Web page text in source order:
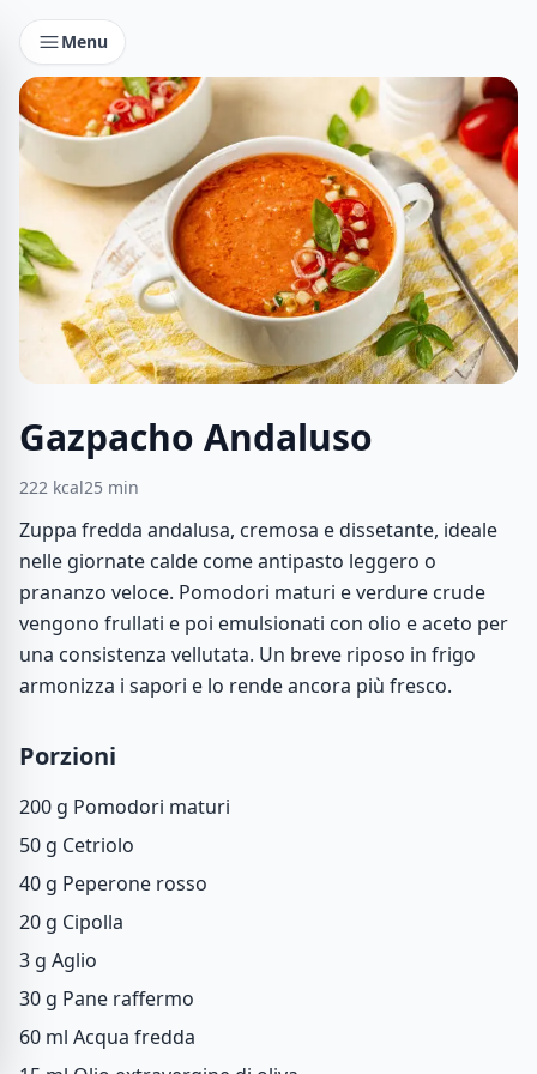
Menu
Gazpacho Andaluso
222 kcal25 min
Zuppa fredda andalusa, cremosa e dissetante, ideale
nelle giornate calde come antipasto leggero o
prananzo veloce. Pomodori maturi e verdure crude
vengono frullati e poi emulsionati con olio e aceto per
una consistenza vellutata. Un breve riposo in frigo
armonizza i sapori e lo rende ancora più fresco.
Porzioni
200 g Pomodori maturi
50 g Cetriolo
40 g Peperone rosso
20 g Cipolla
3 g Aglio
30 g Pane raffermo
60 ml Acqua fredda